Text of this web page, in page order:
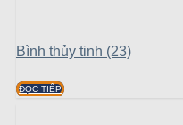
Bình thủy tinh (23)
ĐỌC TIẾP